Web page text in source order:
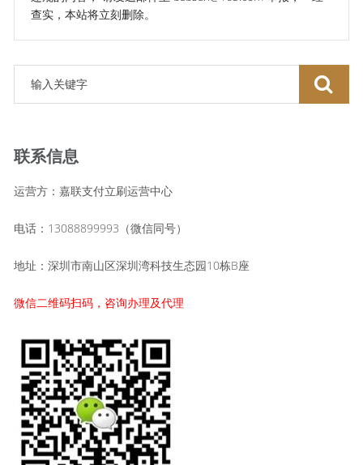
查实，本站将立刻删除。
联系信息
运营方：嘉联支付立刷运营中心
电话：13088899993（微信同号）
地址：深圳市南山区深圳湾科技生态园10栋B座
微信二维码扫码，咨询办理及代理